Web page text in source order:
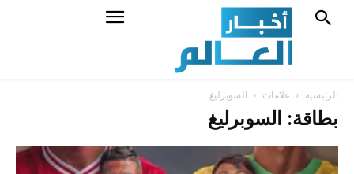
الرئيسية علامات السوبرليغ
بطاقة: السوبرليغ